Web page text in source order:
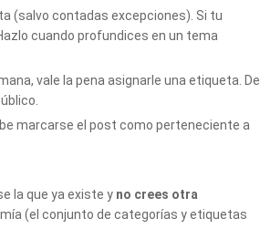
(salvo contadas excepciones). Si tu
cuando profundices en un tema
vale la pena asignarle una etiqueta. De
marcarse el post como perteneciente a
la que ya existe y no crees otra
(el conjunto de categorías y etiquetas